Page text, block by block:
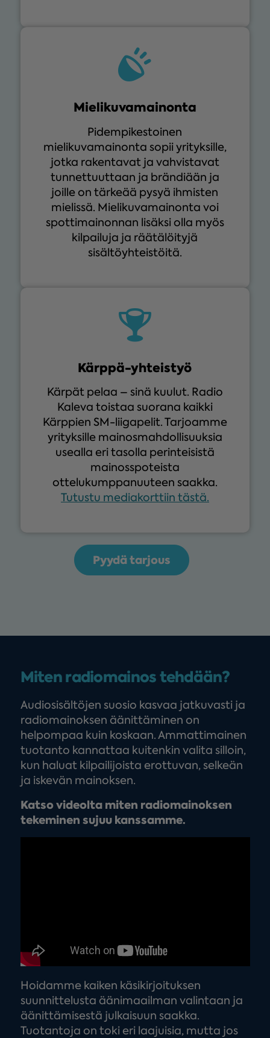
Mielikuva­mainonta
Pidempikestoinen
mielikuvamainonta sopii yrityksille,
jotka rakentavat ja vahvistavat
tunnettuuttaan ja brändiään ja
joille on tärkeää pysyä ihmisten
mielissä. Mielikuvamainonta voi
spottimainonnan lisäksi olla myös
kilpailuja ja räätälöityjä
sisältöyhteistöitä.
Kärppä-yhteistyö
Kärpät pelaa – sinä kuulut. Radio
Kaleva toistaa suorana kaikki
Kärppien SM-liigapelit. Tarjoamme
yrityksille mainosmahdollisuuksia
usealla eri tasolla perinteisistä
mainosspoteista
ottelukumppanuuteen saakka.
Tutustu mediakorttiin tästä.
Pyydä tarjous
Miten radiomainos tehdään?
Audiosisältöjen suosio kasvaa jatkuvasti ja
radiomainoksen äänittäminen on
helpompaa kuin koskaan. Ammattimainen
tuotanto kannattaa kuitenkin valita silloin,
kun haluat kilpailijoista erottuvan, selkeän
ja iskevän mainoksen.
Katso videolta miten radiomainoksen
tekeminen sujuu kanssamme.
Hoidamme kaiken käsikirjoituksen
suunnittelusta äänimaailman valintaan ja
äänittämisestä julkaisuun saakka.
Tuotantoja on toki eri laajuisia, mutta jos